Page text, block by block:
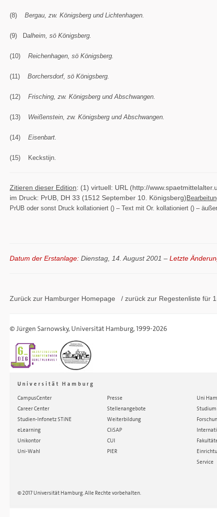
(8) Bergau, zw. Königsberg und Lichtenhagen.
(9) Dalheim, sö Königsberg.
(10) Reichenhagen, sö Königsberg.
(11) Borchersdorf, sö Königsberg.
(12) Frisching, zw. Königsberg und Abschwangen.
(13) Weißenstein, zw. Königsberg und Abschwangen.
(14) Eisenbart.
(15) Keckstijn.
Zitieren dieser Edition: (1) virtuell: URL (http://
im Druck: PrUB, DH 33 (1512 September 10. Königsberg)
PrUB oder sonst Druck kollationiert () – Text mit Or. kollationiert () –
Datum der Erstanlage: Dienstag, 14. August 2001 – Letzte
Zurück zur Hamburger Homepage / zurück zur Regestenliste für
© Jürgen Sarnowsky, Universität Hamburg, 1999-2026